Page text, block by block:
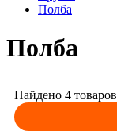
Полба
Полба
Найдено 4 товаров